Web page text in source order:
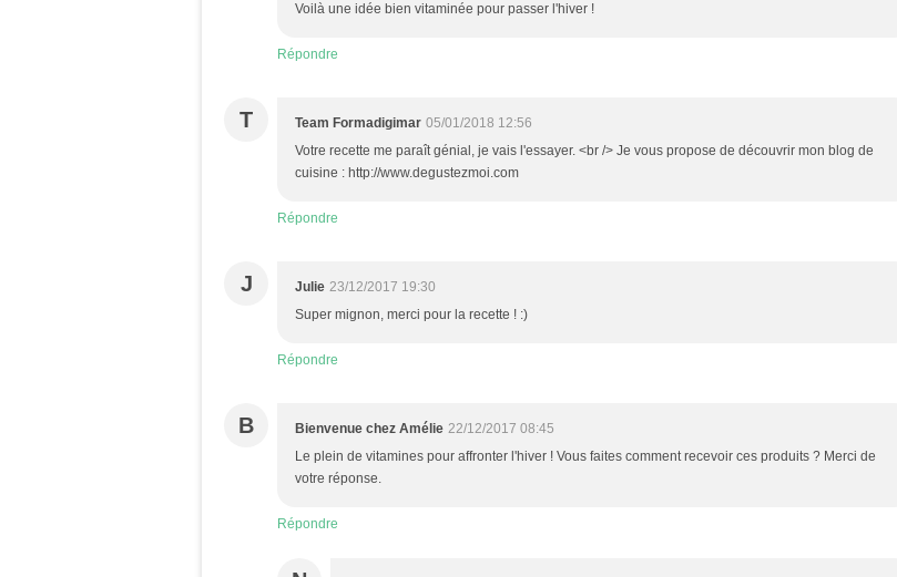
Voilà une idée bien vitaminée pour passer l'hiver !
Répondre
T Team Formadigimar 05/01/2018 12:56
Votre recette me paraît génial, je vais l'essayer. <br /> Je vous propose de découvrir mon blog de
cuisine : http://www.degustezmoi.com
Répondre
J Julie 23/12/2017 19:30
Super mignon, merci pour la recette ! :)
Répondre
B Bienvenue chez Amélie 22/12/2017 08:45
Le plein de vitamines pour affronter l'hiver ! Vous faites comment recevoir ces produits ? Merci de
votre réponse.
Répondre